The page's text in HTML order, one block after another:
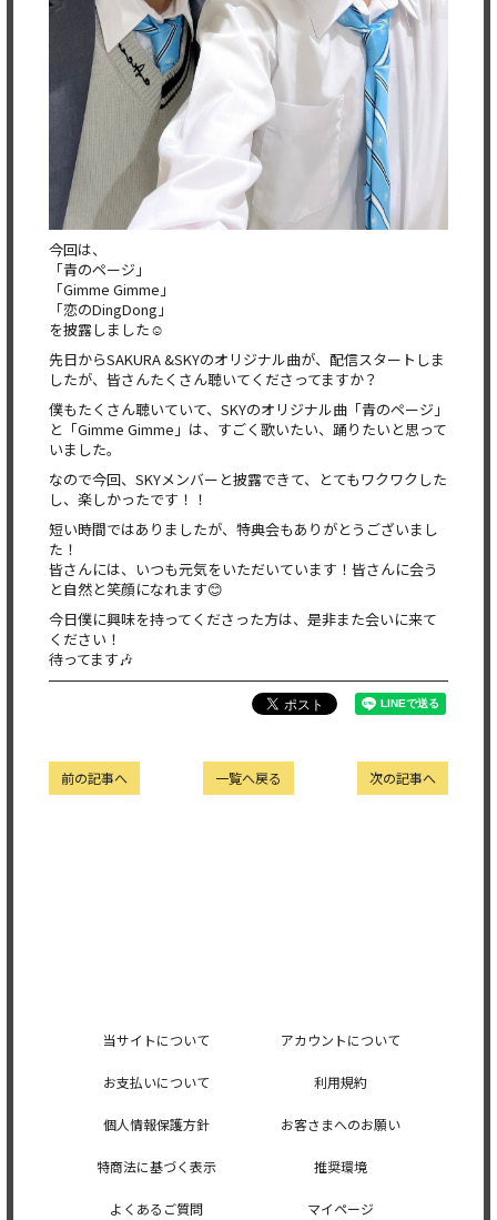
今回は、
「青のページ」
「Gimme Gimme」
「恋のDingDong」
を披露しました☺️
先日からSAKURA &SKYのオリジナル曲が、配信スタートしま
したが、皆さんたくさん聴いてくださってますか？
僕もたくさん聴いていて、SKYのオリジナル曲「青のページ」
と「Gimme Gimme」は、すごく歌いたい、踊りたいと思って
いました。
なので今回、SKYメンバーと披露できて、とてもワクワクした
し、楽しかったです！！
短い時間ではありましたが、特典会もありがとうございまし
た！
皆さんには、いつも元気をいただいています！皆さんに会う
と自然と笑顔になれます😊
今日僕に興味を持ってくださった方は、是非また会いに来て
ください！
待ってます🎶
次の記事へ
一覧へ戻る
前の記事へ
当サイトについて アカウントについて
お支払いについて 利用規約
個人情報保護方針 お客さまへのお願い
特商法に基づく表示 推奨環境
よくあるご質問 マイページ